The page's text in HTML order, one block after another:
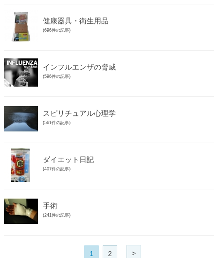
健康器具・衛生用品
(696件の記事)
インフルエンザの脅威
(596件の記事)
スピリチュアル心理学
(561件の記事)
ダイエット日記
(407件の記事)
手術
(241件の記事)
1 2 >